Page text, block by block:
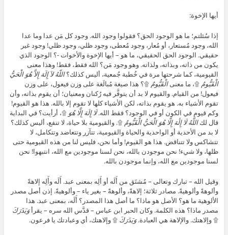
أيها الإخوة:
إذا سُئلتم؛ ما هو الوجود الحق؟ فقولوا وجود الله. وجود كل مَن عدا وما عدا
الله، وجود مُستعار، أو مُعار، وجود مُعطى، وجود ظلي، وجود ظلي! وجود غير
حقيقي. الوجود الحق الحقيقي، ما هو – أيها الإخوة والأخوات -؟ الوجود الذي
يكون من ذاته، وبذاته، ولذاته. وهو وجود مَن؟ الله فقط، فقط! وهذا معنى
القيومية، كما شرحتها مرة في خُطبة جُمعية، أليس كذلك؟اللّهُ لاَ إِلَهَ إِلاَّ هُوَ الْحَيُّ
الْقَيُّومُ ۩، ما معنىالْقَيُّومُ ۩؟ هذا صيغة مُبالَغة على وزن فيعول، على وزن
فيعول! من القيام. والقيوم لا بد أن يتوفَّر فيه رُكنان ومعنيان؛ أن يقوم بذاته، وأن
تقوم الأشياء به. هو يقوم بذاته، لكن الأشياء كلها لا تقوم إلا بالله. هذا هو القيوم!
وكم قيوم في الكون أو في الوجود؟ فقط الله.لَا إِلَهَ إِلَّا هُوَ ۩، أرأيت؟ في البداية
قال لكاللَّهُ لَا إِلَٰهَ إِلَّا هُوَ الْحَيُّ الْقَيُّومُ ۩. والقيومية بلا حياة، لا تنفع، أليس كذلك؟
لا بد من الأحدية أو الواحدية والحياة والقيومية، تتآزر وتتعاضد وتتكامل، لا
تتشاكس ولا تتناقض. هذا هو القيوم! وأما نحن، فليس لنا من هذه القيومية حتى
ظلها، ولا شيء! نحن موجودن بالله، نحن لسنا موجودين مع الله، انتبهوا! نحن
لسنا موجودين مع الله، وإنما موجودن بالله.
وقيل الله – تبارك وتعالى – مُشتَق من أَلَه أو أَلِه بمعنى عبد. أَلَه وأَلِه إلاهةً
وألوهةً وألوهيةً. مصادر ثلاثة؛ إلاهةً، وألوهةً – بغير ياء – وألوهيةً. إذن أصل مصدر
الألوهية ما هو؟ الأصل هو ماذا؟ ما أصل هذا المصدر؟ أَلَه، بمعنى عبد. هذا
مصدر ماذا؟ هذه الكلمة. وكان الحبر ابن عباس – قدَّس الله سره – يقرأوَيَذَرَكَ
۩ وإلاهتك. والإلاهة هي العبادة.وَيَذَرَكَ ۩ وإلاهتك، أي وعبادتك يا فرعون.